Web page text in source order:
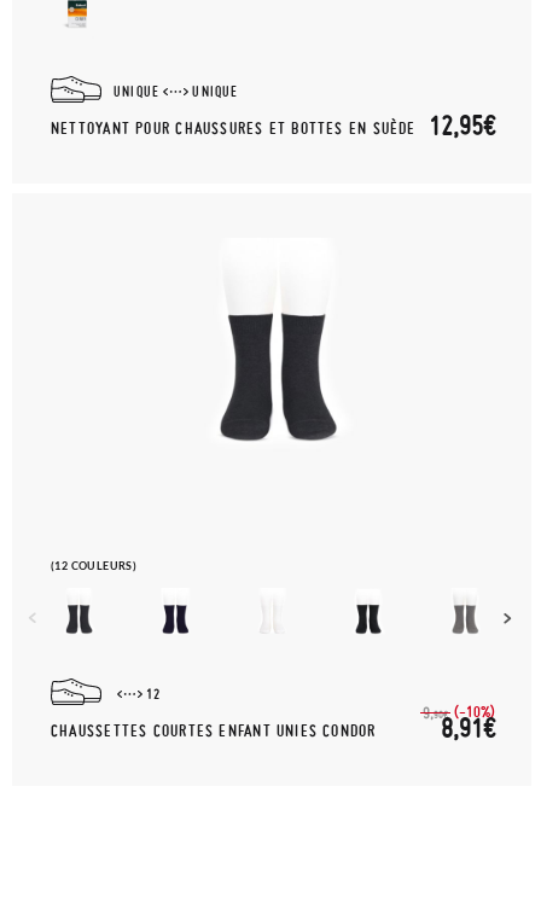
UNIQUE UNIQUE
NETTOYANT POUR CHAUSSURES ET BOTTES EN SUÈDE 12,95€
(12 COULEURS)
12
CHAUSSETTES COURTES ENFANT UNIES CONDOR
9,90€ (-10%)
8,91€